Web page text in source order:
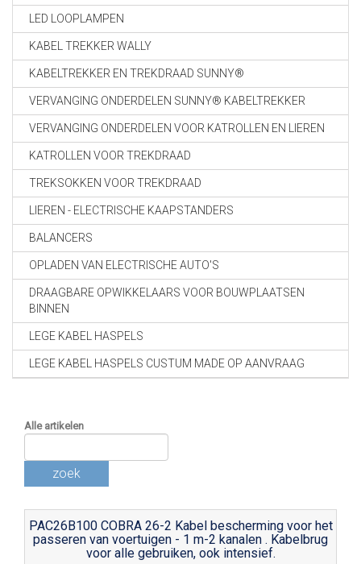
LED LOOPLAMPEN
KABEL TREKKER WALLY
KABELTREKKER EN TREKDRAAD SUNNY®
VERVANGING ONDERDELEN SUNNY® KABELTREKKER
VERVANGING ONDERDELEN VOOR KATROLLEN EN LIEREN
KATROLLEN VOOR TREKDRAAD
TREKSOKKEN VOOR TREKDRAAD
LIEREN - ELECTRISCHE KAAPSTANDERS
BALANCERS
OPLADEN VAN ELECTRISCHE AUTO'S
DRAAGBARE OPWIKKELAARS VOOR BOUWPLAATSEN
BINNEN
LEGE KABEL HASPELS
LEGE KABEL HASPELS CUSTUM MADE OP AANVRAAG
Alle artikelen
zoek
PAC26B100 COBRA 26-2 Kabel bescherming voor het
passeren van voertuigen - 1 m-2 kanalen . Kabelbrug
voor alle gebruiken, ook intensief.